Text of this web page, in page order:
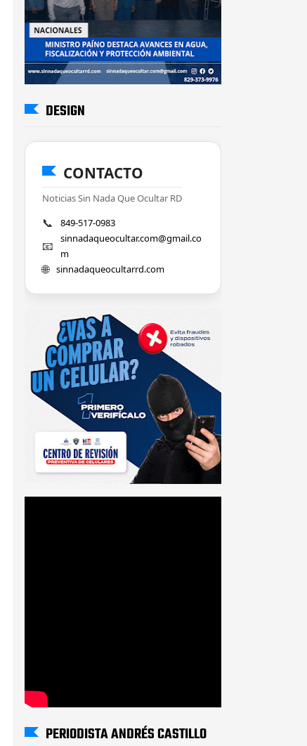
DESIGN
CONTACTO
Noticias Sin Nada Que Ocultar RD
📞 849-517-0983
📧
sinnadaqueocultar.com@gmail.co
m
🌐 sinnadaqueocultarrd.com
PERIODISTA ANDRÉS CASTILLO